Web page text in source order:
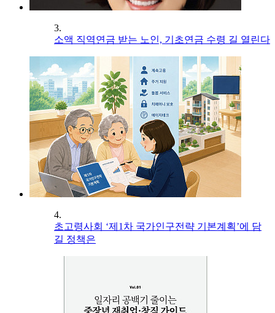
3.
소액 직역연금 받는 노인, 기초연금 수령 길 열린다
4.
초고령사회 ‘제1차 국가인구전략 기본계획’에 담
길 정책은